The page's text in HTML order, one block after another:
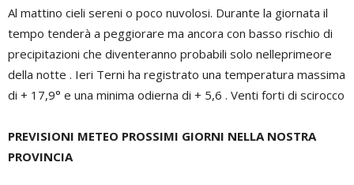
Al mattino cieli sereni o poco nuvolosi. Durante la giornata il
tempo tenderà a peggiorare ma ancora con basso rischio di
precipitazioni che diventeranno probabili solo nelleprimeore
della notte . Ieri Terni ha registrato una temperatura massima
di + 17,9° e una minima odierna di + 5,6 . Venti forti di scirocco
PREVISIONI METEO PROSSIMI GIORNI NELLA NOSTRA
PROVINCIA